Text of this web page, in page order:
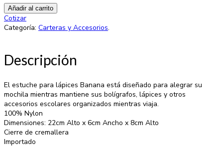
Añadir al carrito
Cotizar
Categoría: Carteras y Accesorios.
Descripción
El estuche para lápices Banana está diseñado para alegrar su
mochila mientras mantiene sus bolígrafos, lápices y otros
accesorios escolares organizados mientras viaja.
100% Nylon
Dimensiones: 22cm Alto x 6cm Ancho x 8cm Alto
Cierre de cremallera
Importado